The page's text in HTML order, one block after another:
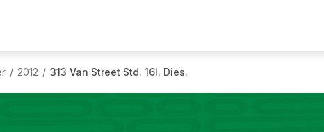
/ 2012 / 313 Van Street Std. 16l. Dies.